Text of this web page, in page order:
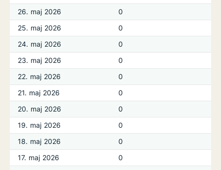
26. maj 2026
0
25. maj 2026
0
24. maj 2026
0
23. maj 2026
0
22. maj 2026
0
21. maj 2026
0
20. maj 2026
0
19. maj 2026
0
18. maj 2026
0
17. maj 2026
0